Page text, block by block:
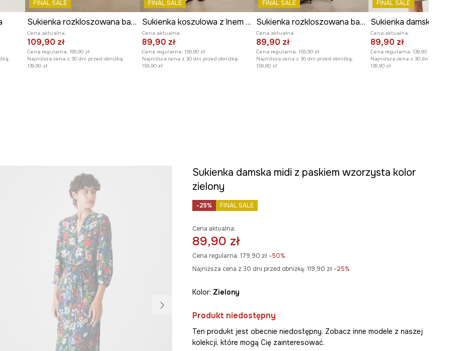
FINAL SALE
Sukienka rozkloszowana bawełniana z haftami
Cena aktualna:
109,90 zł
Cena regularna: 199,90 zł
Najniższa cena z 30 dni przed obniżką:
139,90 zł
FINAL SALE
Sukienka koszulowa z lnem gładka
Cena aktualna:
89,90 zł
Cena regularna: 159,90 zł
Najniższa cena z 30 dni przed obniżką:
159,90 zł
FINAL SALE
Sukienka rozkloszowana bawełniana z elastanem gładka
Cena aktualna:
89,90 zł
Cena regularna: 159,90 zł
Najniższa cena z 30 dni przed obniżką:
159,90 zł
FINAL SALE
Cena aktualna:
89,90 zł
Cena regularna: 139,90 zł
Najniższa cena z 30 dni przed
139,90 zł
Sukienka damska midi z paskiem wzorzysta kolor
zielony
-25% FINAL SALE
Cena aktualna:
89,90 zł
Cena regularna: 179,90 zł-50%
Najniższa cena z 30 dni przed obniżką: 119,90 zł -25%
Kolor: zielony
Produkt niedostępny
Ten produkt jest obecnie niedostępny. Zobacz inne modele z naszej
kolekcji, które mogą Cię zainteresować.